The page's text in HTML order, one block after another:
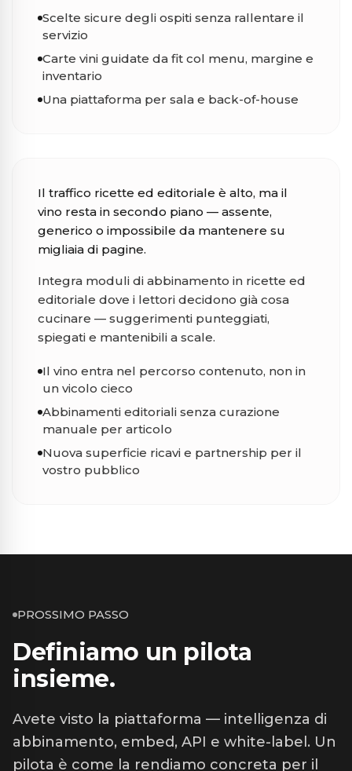
Scelte sicure degli ospiti senza rallentare il
servizio
Carte vini guidate da fit col menu, margine e
inventario
Una piattaforma per sala e back-of-house
Il traffico ricette ed editoriale è alto, ma il
vino resta in secondo piano — assente,
generico o impossibile da mantenere su
migliaia di pagine.
Integra moduli di abbinamento in ricette ed
editoriale dove i lettori decidono già cosa
cucinare — suggerimenti punteggiati,
spiegati e mantenibili a scale.
Il vino entra nel percorso contenuto, non in
un vicolo cieco
Abbinamenti editoriali senza curazione
manuale per articolo
Nuova superficie ricavi e partnership per il
vostro pubblico
PROSSIMO PASSO
Definiamo un pilota
insieme.
Avete visto la piattaforma — intelligenza di
abbinamento, embed, API e white-label. Un
pilota è come la rendiamo concreta per il